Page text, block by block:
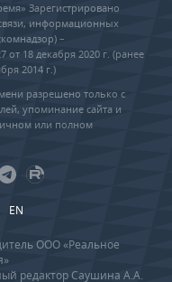
Зарегистрировано
информационных
–
18 декабря 2020 г. (ранее
2014 г.)
разрешено только с
упоминание сайта и
или полном
EN
ООО «Реальное
редактор Саушина А.А.